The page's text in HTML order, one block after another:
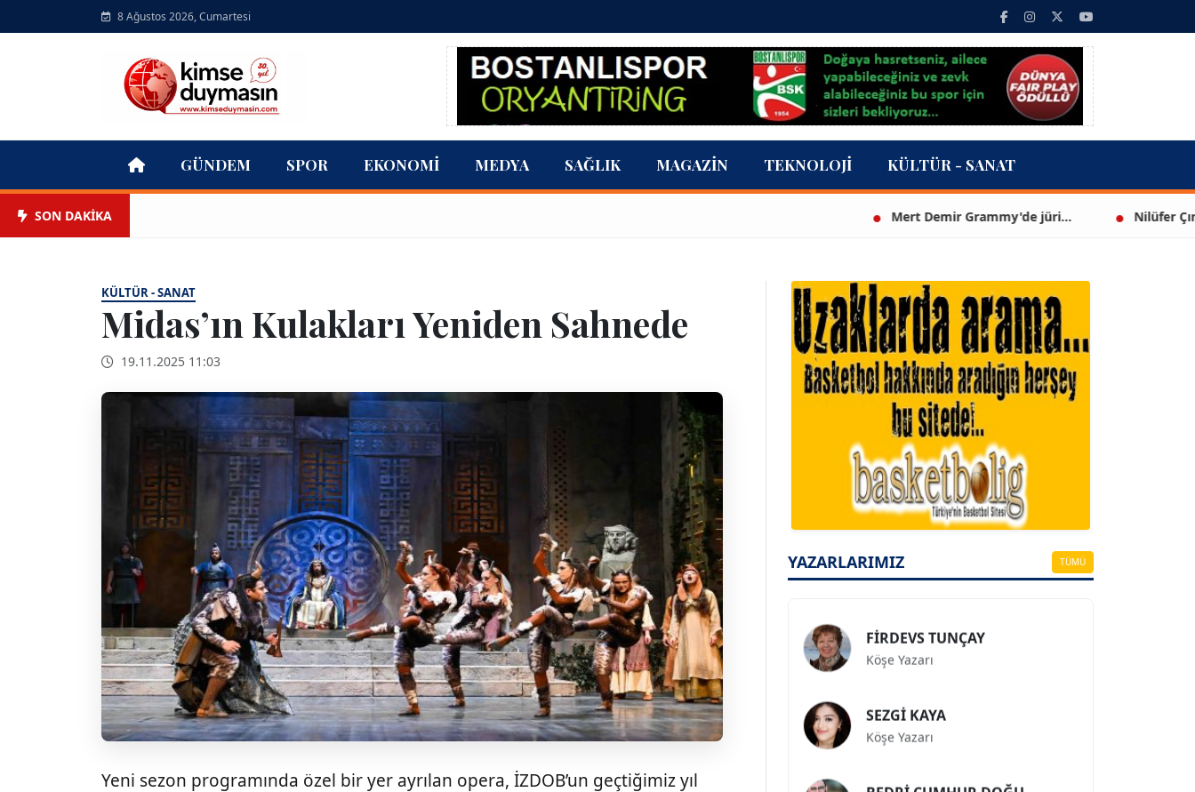
8 Ağustos 2026, Cumartesi
GÜNDEM SPOR EKONOMI MEDYA SAĞLIK MAGAZIN TEKNOLOJI KÜLTÜR - SANAT
SON DAKİKA Mert Demir Grammy'de jüri... Nilüfer Çınarlı
KÜLTÜR - SANAT
Midas’ın Kulakları Yeniden Sahnede
19.11.2025 11:03
Yeni sezon programında özel bir yer ayrılan opera, İZDOB’un geçtiğimiz yıl
YAZARLARIMIZ TÜMÜ
A. BAHRİ VRESKALA
Köşe Yazarı
Köşe Yazarı
Köşe Yazarı
Köşe Yazarı